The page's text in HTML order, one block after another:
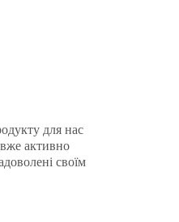
для нас
активно
своїм